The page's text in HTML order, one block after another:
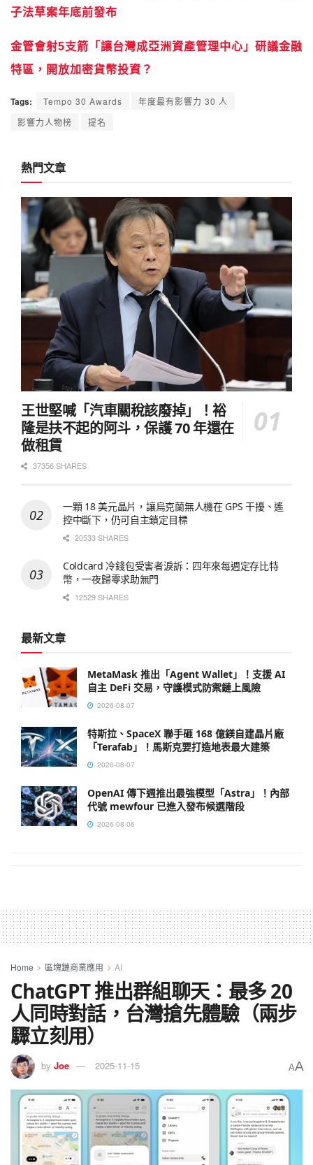
子法草案年底前發布
金管會射5支箭「讓台灣成亞洲資產管理中心」研議金融
特區，開放加密貨幣投資？
Tags: Tempo 30 Awards
年度最有影響力 30 人
影響力人物榜
提名
熱門文章
王世堅喊「汽車關稅該廢掉」！裕
隆是扶不起的阿斗，保護 70 年還在
做租賃
37356 SHARES
一顆 18 美元晶片，讓烏克蘭無人機在 GPS 干擾、遙
控中斷下，仍可自主鎖定目標
20533 SHARES
Coldcard 冷錢包受害者淚訴：四年來每週定存比特
幣，一夜歸零求助無門
12529 SHARES
最新文章
MetaMask 推出「Agent Wallet」！支援 AI
自主 DeFi 交易，守護模式防禦鏈上風險
2026-08-07
特斯拉、SpaceX 聯手砸 168 億鎂自建晶片廠
「Terafab」！馬斯克要打造地表最大建築
2026-08-07
OpenAI 傳下週推出最強模型「Astra」！內部
代號 mewfour 已進入發布候選階段
2026-08-06
Home 區塊鏈商業應用 AI
ChatGPT 推出群組聊天：最多 20
人同時對話，台灣搶先體驗（兩步
驟立刻用）
by Joe 2025-11-15 AA